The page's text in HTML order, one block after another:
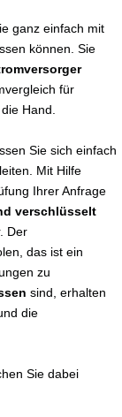
ganz einfach mit
können. Sie
für
Hand.
Sie sich einfach
Mit Hilfe
Ihrer Anfrage
verschlüsselt
Der
das ist ein
zu
sind, erhalten
die
Sie dabei